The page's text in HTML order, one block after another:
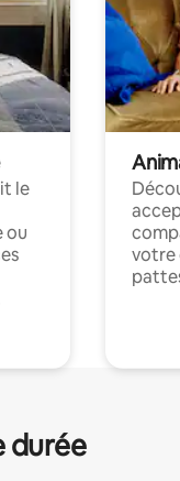
le
ou
votre
durée